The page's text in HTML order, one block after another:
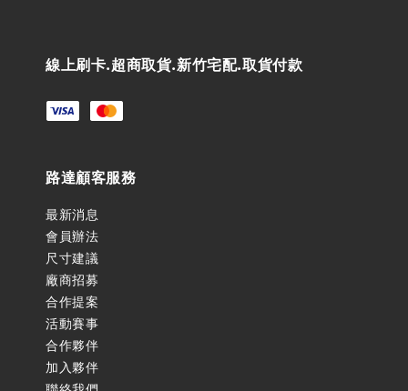
線上刷卡.超商取貨.新竹宅配.取貨付款
路達顧客服務
最新消息
會員辦法
尺寸建議
廠商招募
合作提案
活動賽事
合作夥伴
加入夥伴